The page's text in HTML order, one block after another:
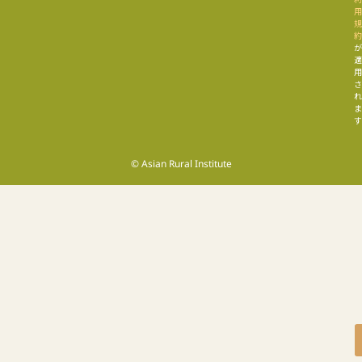
用
規
約
が
適
用
さ
れ
ま
© Asian Rural Institute